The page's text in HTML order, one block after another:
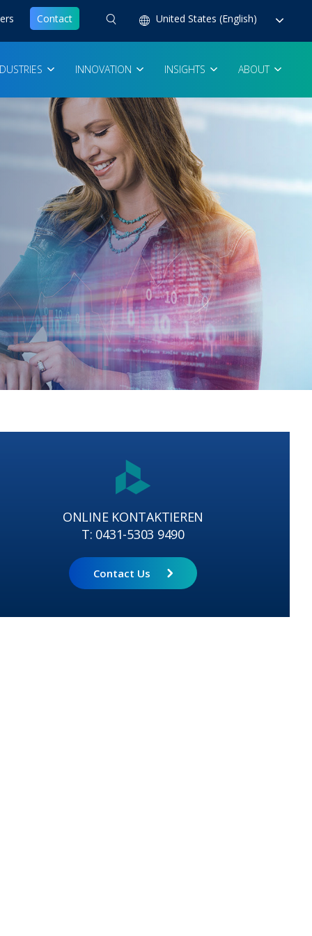
INNOVATION INSIGHTS ABOUT
Contact United States (English)
ONLINE KONTAKTIEREN
T: 0431-5303 9490
Contact Us